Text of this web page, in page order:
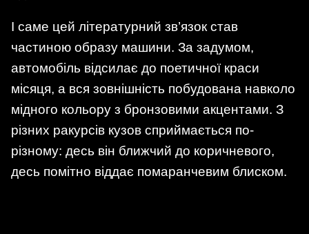
І саме цей літературний зв’язок став
частиною образу машини. За задумом,
автомобіль відсилає до поетичної краси
місяця, а вся зовнішність побудована навколо
мідного кольору з бронзовими акцентами. З
різних ракурсів кузов сприймається по-
різному: десь він ближчий до коричневого,
десь помітно віддає помаранчевим блиском.